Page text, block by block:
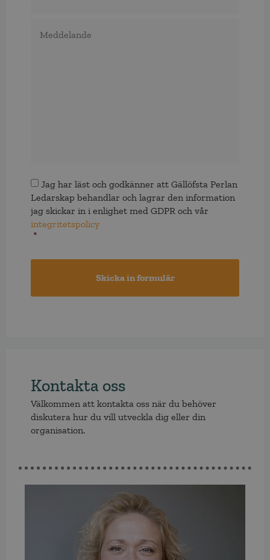
Samtycke
Jag har läst och godkänner att Gällöfsta Perlan
Ledarskap behandlar och lagrar den information
jag skickar in i enlighet med GDPR och vår
integritetspolicy
*
Kontakta oss
Välkommen att kontakta oss när du behöver
diskutera hur du vill utveckla dig eller din
organisation.